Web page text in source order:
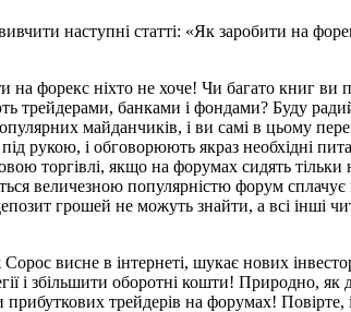
наступні статті: «Як заробити на
форекс ніхто не хоче! Чи багато книг ви
трейдерами, банками і фондами? Буду
майданчиків, і ви самі в цьому
рукою, і обговорюють якраз необхідні
торгівлі, якщо на форумах сидять тільки
величезною популярністю форум
грошей не можуть знайти, а всі інші
висне в інтернеті, шукає нових
і збільшити оборотні кошти! Природно,
трейдерів на форумах!